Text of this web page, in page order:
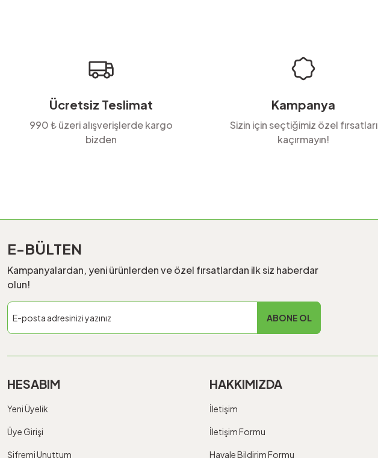
Bu ürüne benzer farklı alternatifler olmalı.
Ücretsiz Teslimat
990 ₺ üzeri alışverişlerde kargo
bizden
Kampanya
Sizin için seçtiğimiz özel fırsatları
kaçırmayın!
E-BÜLTEN
Kampanyalardan, yeni ürünlerden ve özel fırsatlardan ilk siz haberdar
olun!
ABONE OL
HESABIM
Yeni Üyelik
Üye Girişi
Şifremi Unuttum
HAKKIMIZDA
İletişim
İletişim Formu
Havale Bildirim Formu